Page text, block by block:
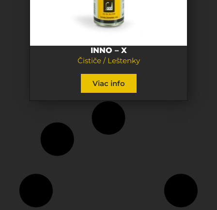
INNO – X
Čističe / Leštenky
Viac info